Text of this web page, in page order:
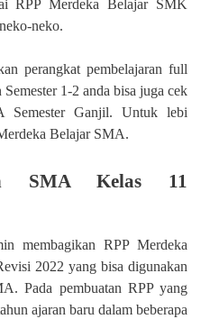
RPP Merdeka Belajar SMK
neko.
perangkat pembelajaran full
1-2 anda bisa juga cek
Semester Ganjil. Untuk lebi
Belajar SMA.
SMA Kelas 11
membagikan RPP Merdeka
2022 yang bisa digunakan
Pada pembuatan RPP yang
ajaran baru dalam beberapa